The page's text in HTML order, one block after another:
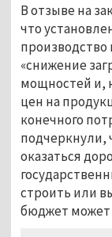
В отзыве на
что
производство
«снижение
мощностей и,
цен на
конечного
подчеркнули,
оказаться
строить или
бюджет может